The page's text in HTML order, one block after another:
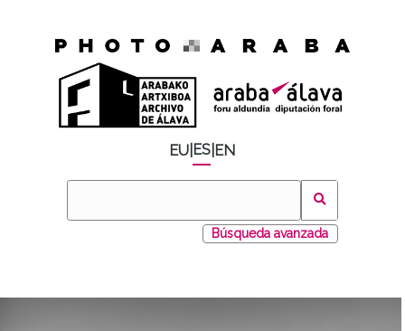
EU ES EN
Búsqueda avanzada